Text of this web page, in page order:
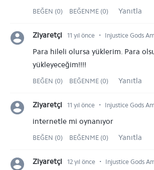
BEĞEN (0) BEĞENME (0) Yanıtla
Ziyaretçi 11 yıl önce ⋅ Injustice Gods
Para hileli olursa yüklerim. Para
yükleyeceğim!!!!
BEĞEN (0) BEĞENME (0) Yanıtla
Ziyaretçi 11 yıl önce ⋅ Injustice Gods
internetle mi oynanıyor
BEĞEN (0) BEĞENME (0) Yanıtla
Ziyaretçi 12 yıl önce ⋅ Injustice Gods